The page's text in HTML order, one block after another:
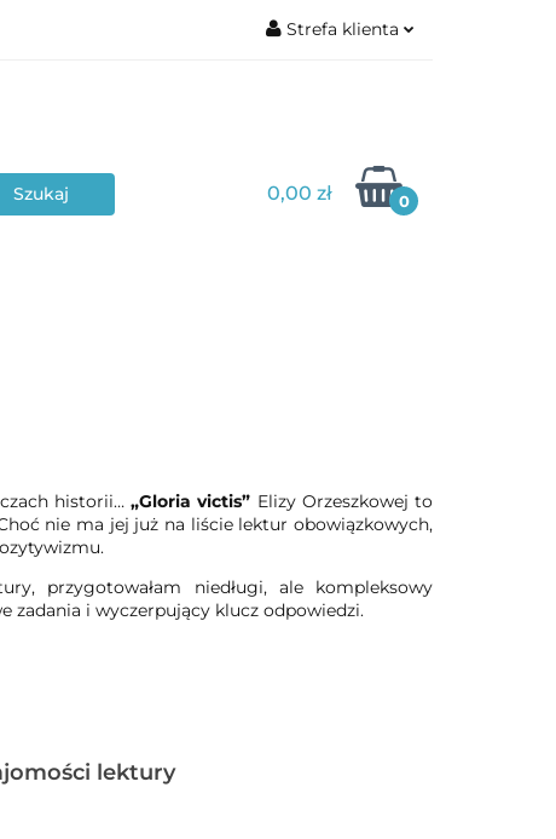
Strefa klienta
Dodaj zgłoszenie
Zgody cookies
0,00 zł 0
historii…„Gloria victis” Elizy Orzeszkowej to
nie ma jej już na liście lektur obowiązkowych,
przygotowałam niedługi, ale kompleksowy
zadania i wyczerpujący klucz odpowiedzi.
lektury